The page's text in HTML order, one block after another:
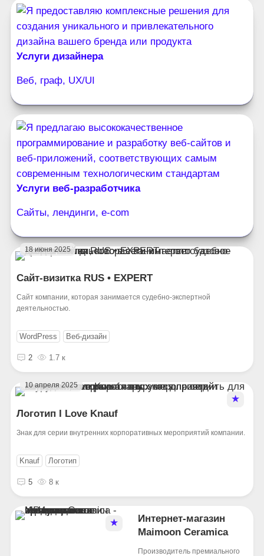
Услуги дизайнера
Веб, граф, UX/UI
Услуги веб-разработчика
Сайты, лендинги, e-com
18 июня 2025
Cайт-визитка RUS • EXPERT
Сайт компании, которая занимается судебно-экспертной
деятельностью.
WordPress Веб-дизайн
2 1.7 к
★
10 апреля 2025
Логотип I Love Knauf
Знак для серии внутренних корпоративных мероприятий компании.
Knauf Логотип
5 8 к
★
Интернет-магазин
Maimoon Ceramica
Производитель премиального